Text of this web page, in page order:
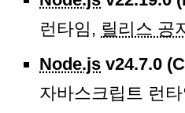
런타임, 릴리스 공
Node.js v24.7.0
자바스크립트 런